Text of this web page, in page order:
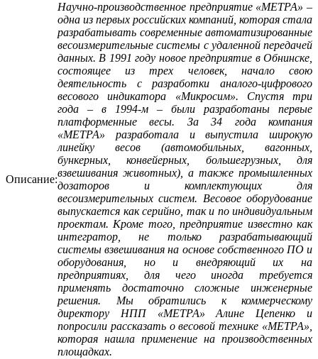
Описание:
Научно-производственное предприятие «МЕТРА» –
одна из первых российских компаний, которая стала
разрабатывать современные автоматизированные
весоизмерительные системы с удаленной передачей
данных. В 1991 году новое предприятие в Обнинске,
состоящее из трех человек, начало свою
деятельность с разработки аналого-цифрового
весового индикатора «Микросим». Спустя три
года – в 1994-м – были разработаны первые
платформенные весы. За 34 года компания
«МЕТРА» разработала и выпустила широкую
линейку весов (автомобильных, вагонных,
бункерных, конвейерных, большегрузных, для
взвешивания животных), а также промышленных
дозаторов и комплектующих для
весоизмерительных систем. Весовое оборудование
выпускается как серийно, так и по индивидуальным
проектам. Кроме того, предприятие известно как
интегратор, не только разрабатывающий
системы взвешивания на основе собственного ПО и
оборудования, но и внедряющий их на
предприятиях, для чего иногда требуется
применять достаточно сложные инженерные
решения. Мы обратились к коммерческому
директору НПП «МЕТРА» Алине Цепенко и
попросили рассказать о весовой технике «МЕТРА»,
которая нашла применение на производственных
площадках.